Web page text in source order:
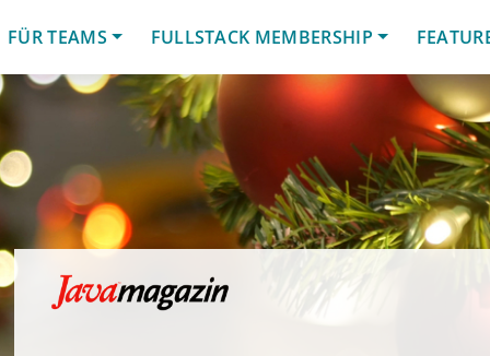
FÜR TEAMS
FULLSTACK MEMBERSHIP